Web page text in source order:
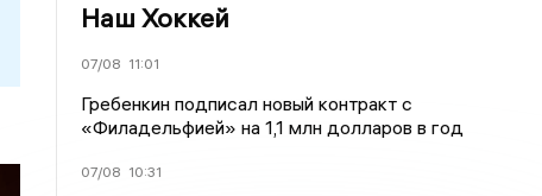
Наш Хоккей
07/08 11:01
Гребенкин подписал новый контракт с
«Филадельфией» на 1,1 млн долларов в год
07/08 10:31